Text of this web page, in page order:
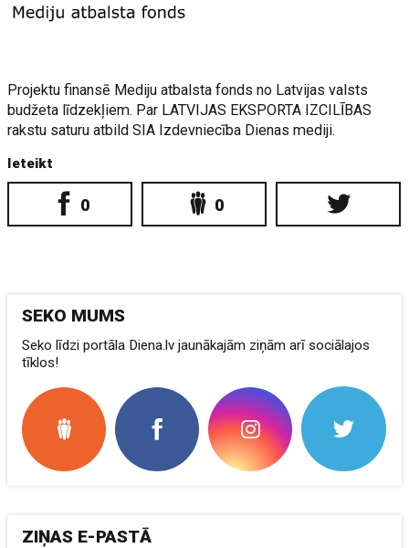
Projektu finansē Mediju atbalsta fonds no Latvijas valsts
budžeta līdzekļiem. Par LATVIJAS EKSPORTA IZCILĪBAS
rakstu saturu atbild SIA Izdevniecība Dienas mediji.
Ieteikt
0 0
SEKO MUMS
Seko līdzi portāla Diena.lv jaunākajām ziņām arī sociālajos
tīklos!
ZIŅAS E-PASTĀ